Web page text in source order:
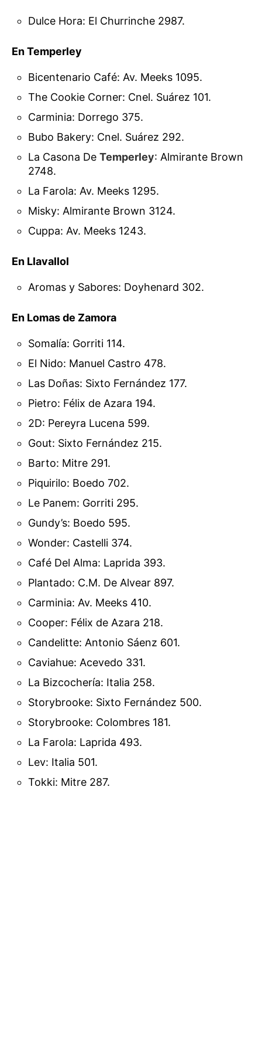
Dulce Hora: El Churrinche 2987.
En Temperley
Bicentenario Café: Av. Meeks 1095.
The Cookie Corner: Cnel. Suárez 101.
Carminia: Dorrego 375.
Bubo Bakery: Cnel. Suárez 292.
La Casona DeTemperley: Almirante Brown
2748.
La Farola: Av. Meeks 1295.
Misky: Almirante Brown 3124.
Cuppa: Av. Meeks 1243.
En Llavallol
Aromas y Sabores: Doyhenard 302.
En Lomas de Zamora
Somalía: Gorriti 114.
El Nido: Manuel Castro 478.
Las Doñas: Sixto Fernández 177.
Pietro: Félix de Azara 194.
2D: Pereyra Lucena 599.
Gout: Sixto Fernández 215.
Barto: Mitre 291.
Piquirilo: Boedo 702.
Le Panem: Gorriti 295.
Gundy’s: Boedo 595.
Wonder: Castelli 374.
Café Del Alma: Laprida 393.
Plantado: C.M. De Alvear 897.
Carminia: Av. Meeks 410.
Cooper: Félix de Azara 218.
Candelitte: Antonio Sáenz 601.
Caviahue: Acevedo 331.
La Bizcochería: Italia 258.
Storybrooke: Sixto Fernández 500.
Storybrooke: Colombres 181.
La Farola: Laprida 493.
Lev: Italia 501.
Tokki: Mitre 287.